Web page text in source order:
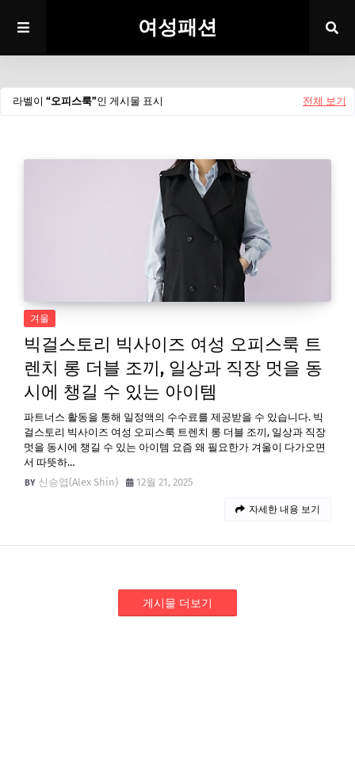
여성패션
라벨이 오피스룩 인 게시물 표시 전체 보기
겨울
빅걸스토리 빅사이즈 여성 오피스룩 트
렌치 롱 더블 조끼, 일상과 직장 멋을 동
시에 챙길 수 있는 아이템
파트너스 활동을 통해 일정액의 수수료를 제공받을 수 있습니다. 빅
걸스토리 빅사이즈 여성 오피스룩 트렌치 롱 더블 조끼, 일상과 직장
멋을 동시에 챙길 수 있는 아이템 요즘 왜 필요한가 겨울이 다가오면
서 따뜻하…
신승엽(Alex Shin)
12월 21, 2025
자세한 내용 보기
게시물 더보기